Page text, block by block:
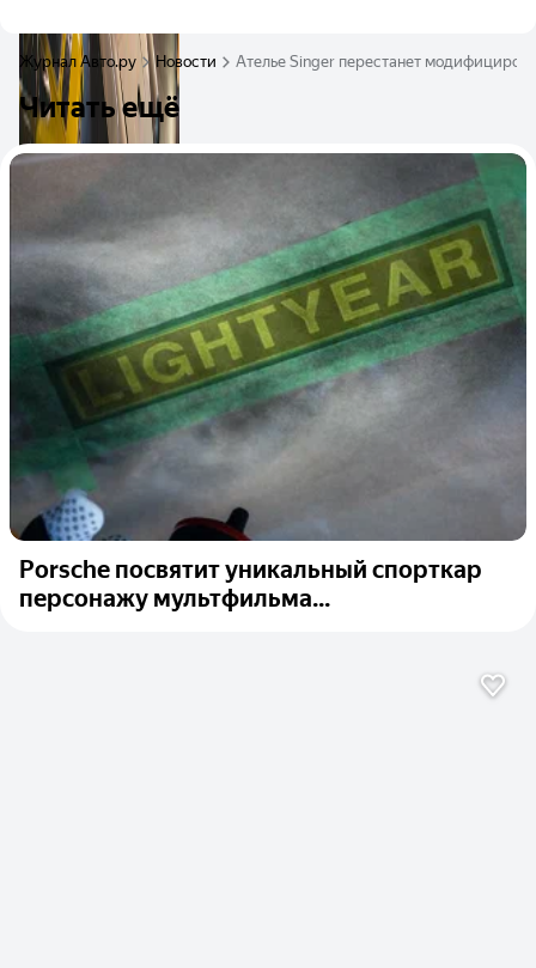
Журнал Авто.ру Новости Ателье Singer перестанет
Читать ещё
Porsche посвятит уникальный спорткар
персонажу мультфильма...